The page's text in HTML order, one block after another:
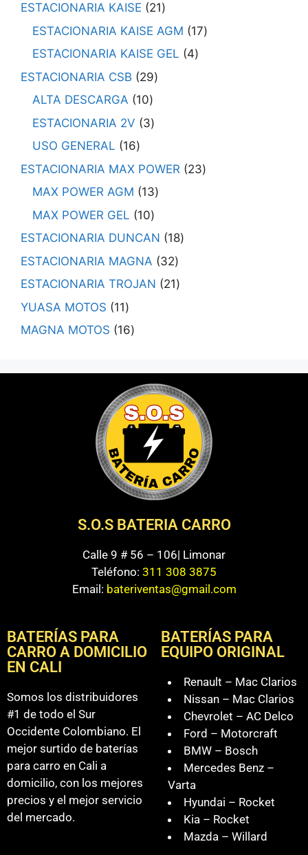
ESTACIONARIA KAISE
21
ESTACIONARIA KAISE AGM
17
ESTACIONARIA KAISE GEL
4
ESTACIONARIA CSB
29
ALTA DESCARGA
10
ESTACIONARIA 2V
3
USO GENERAL
16
ESTACIONARIA MAX POWER
23
MAX POWER AGM
13
MAX POWER GEL
10
ESTACIONARIA DUNCAN
18
ESTACIONARIA MAGNA
32
ESTACIONARIA TROJAN
21
YUASA MOTOS
11
MAGNA MOTOS
16
S.O.S BATERIA CARRO
Calle 9 # 56 – 106| Limonar
Teléfono: 311 308 3875
Email: bateriventas@gmail.com
BATERÍAS PARA
CARRO A DOMICILIO
EN CALI
Somos los distribuidores
#1 de todo el Sur
Occidente Colombiano. El
mejor surtido de baterías
para carro en Cali a
domicilio, con los mejores
precios y el mejor servicio
del mercado.
BATERÍAS PARA
EQUIPO ORIGINAL
Renault – Mac Clarios
Nissan – Mac Clarios
Chevrolet – AC Delco
Ford – Motorcraft
BMW – Bosch
Mercedes Benz –
Varta
Hyundai – Rocket
Kia – Rocket
Mazda – Willard